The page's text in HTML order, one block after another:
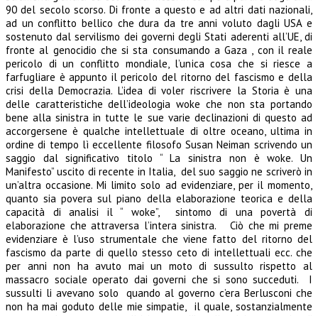
90 del secolo scorso. Di fronte a questo e ad altri dati nazionali,
ad un conflitto bellico che dura da tre anni voluto dagli USA e
sostenuto dal servilismo dei governi degli Stati aderenti all’UE, di
fronte al genocidio che si sta consumando a Gaza , con il reale
pericolo di un conflitto mondiale, l’unica cosa che si riesce a
farfugliare è appunto il pericolo del ritorno del fascismo e della
crisi della Democrazia. L’idea di voler riscrivere la Storia è una
delle caratteristiche dell’ideologia woke che non sta portando
bene alla sinistra in tutte le sue varie declinazioni di questo ad
accorgersene è qualche intellettuale di oltre oceano, ultima in
ordine di tempo lì eccellente filosofo Susan Neiman scrivendo un
saggio dal significativo titolo “ La sinistra non è woke. Un
Manifesto” uscito di recente in Italia, del suo saggio ne scriverò in
un’altra occasione. Mi limito solo ad evidenziare, per il momento,
quanto sia povera sul piano della elaborazione teorica e della
capacità di analisi il “ woke”, sintomo di una povertà di
elaborazione che attraversa l’intera sinistra. Ciò che mi preme
evidenziare è l’uso strumentale che viene fatto del ritorno del
fascismo da parte di quello stesso ceto di intellettuali ecc. che
per anni non ha avuto mai un moto di sussulto rispetto al
massacro sociale operato dai governi che si sono succeduti. I
sussulti li avevano solo quando al governo c’era Berlusconi che
non ha mai goduto delle mie simpatie, il quale, sostanzialmente